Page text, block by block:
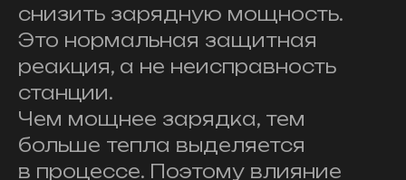
снизить зарядную мощность.
Это нормальная защитная
реакция, а не неисправность
станции.
Чем мощнее зарядка, тем
больше тепла выделяется
в процессе. Поэтому влияние